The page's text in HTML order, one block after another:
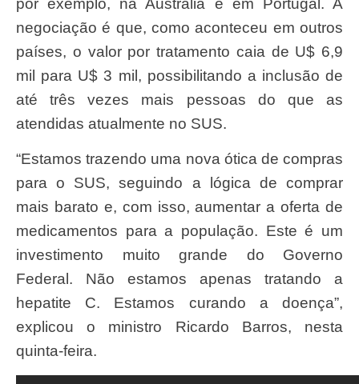
por exemplo, na Austrália e em Portugal. A
negociação é que, como aconteceu em outros
países, o valor por tratamento caia de U$ 6,9
mil para U$ 3 mil, possibilitando a inclusão de
até três vezes mais pessoas do que as
atendidas atualmente no SUS.
“Estamos trazendo uma nova ótica de compras
para o SUS, seguindo a lógica de comprar
mais barato e, com isso, aumentar a oferta de
medicamentos para a população. Este é um
investimento muito grande do Governo
Federal. Não estamos apenas tratando a
hepatite C. Estamos curando a doença”,
explicou o ministro Ricardo Barros, nesta
quinta-feira.